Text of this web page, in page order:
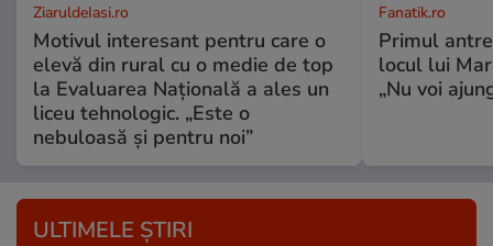
ZiaruldeIasi.ro
Motivul interesant pentru care o
elevă din rural cu o medie de top
la Evaluarea Națională a ales un
liceu tehnologic. „Este o
nebuloasă și pentru noi”
Fanatik.ro
Primul
locul lui
„Nu voi
ULTIMELE ȘTIRI